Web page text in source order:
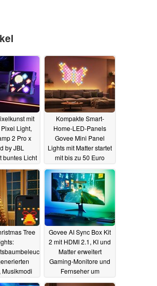
mit
Light,
2 Pro x
by JBL
buntes Licht
06.01.2025
Kompakte Smart-
Home-LED-Panels
Govee Mini Panel
Lights mit Matter startet
mit bis zu 50 Euro
15.11.2024
Tree
Musikmodi
22.10.2024
Govee AI Sync Box Kit
2 mit HDMI 2.1, KI und
Matter erweitert
Gaming-Monitore und
Fernseher um